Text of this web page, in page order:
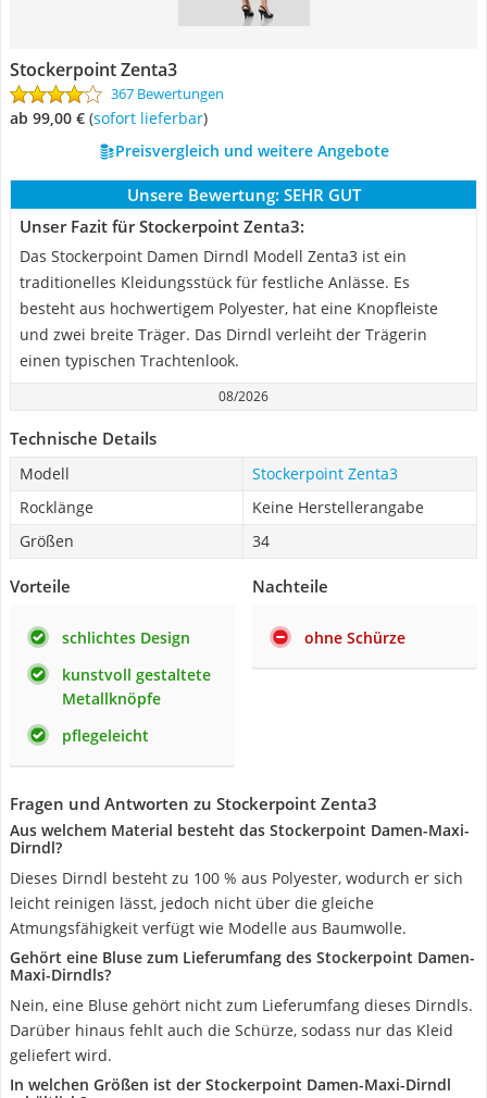
Stockerpoint Zenta3
367 Bewertungen
ab 99,00 € ( Sofort lieferbar)
Preisvergleich und weitere Angebote
Unsere Bewertung: SEHR GUT
Unser Fazit für Stockerpoint Zenta3:
Das Stockerpoint Damen Dirndl Modell Zenta3 ist ein
traditionelles Kleidungsstück für festliche Anlässe. Es
besteht aus hochwertigem Polyester, hat eine Knopfleiste
und zwei breite Träger. Das Dirndl verleiht der Trägerin
einen typischen Trachtenlook.
08/2026
Technische Details
Modell
Stockerpoint Zenta3
Rocklänge
Keine Herstellerangabe
Größen
34
Vorteile
schlichtes Design
kunstvoll gestaltete
Metallknöpfe
pflegeleicht
Nachteile
ohne Schürze
Fragen und Antworten zu Stockerpoint Zenta3
Aus welchem Material besteht das Stockerpoint Damen-Maxi-
Dirndl?
Dieses Dirndl besteht zu 100 % aus Polyester, wodurch er sich
leicht reinigen lässt, jedoch nicht über die gleiche
Atmungsfähigkeit verfügt wie Modelle aus Baumwolle.
Gehört eine Bluse zum Lieferumfang des Stockerpoint Damen-
Maxi-Dirndls?
Nein, eine Bluse gehört nicht zum Lieferumfang dieses Dirndls.
Darüber hinaus fehlt auch die Schürze, sodass nur das Kleid
geliefert wird.
In welchen Größen ist der Stockerpoint Damen-Maxi-Dirndl